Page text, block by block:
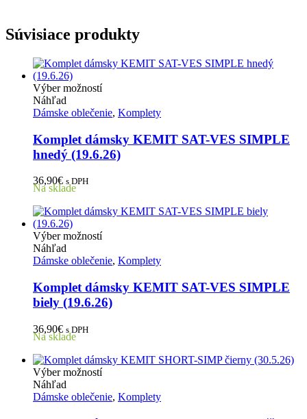
Súvisiace produkty
Výber možnostíTento
má
variantov.
Možnosti
si
stránke
Náhľad
Dámske oblečenie, Komplety
Komplet dámsky KEMIT SAT-VES SIMPLE
hnedý (19.6.26)
36,90€ s DPH
Na sklade
Výber možnostíTento
má
variantov.
Možnosti
si
stránke
produktu.
Náhľad
Dámske oblečenie, Komplety
Komplet dámsky KEMIT SAT-VES SIMPLE
biely (19.6.26)
36,90€ s DPH
Na sklade
Výber možnostíTento
má
Náhľad
Dámske oblečenie, Komplety